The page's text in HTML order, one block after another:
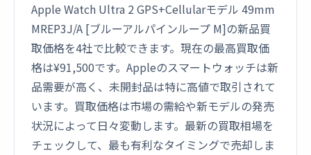
Apple Watch Ultra 2 GPS+Cellularモデル 49mm
MREP3J/A [ブルーアルパインループ M]の新品買
取価格を4社で比較できます。現在の最高買取価
格は¥91,500です。Appleのスマートウォッチは新
品需要が高く、未開封品は特に高値で取引されて
います。買取価格は市場の需給や新モデルの発売
状況によって日々変動します。最新の買取相場を
チェックして、最も有利なタイミングで売却しま